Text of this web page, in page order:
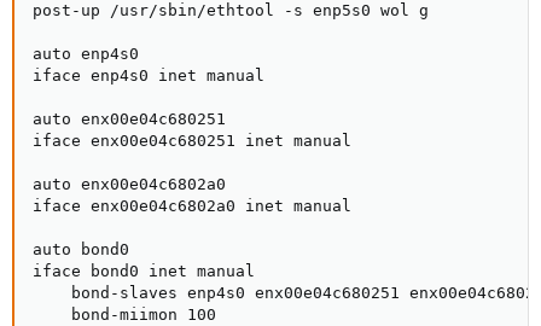
post-up /usr/sbin/ethtool -s enp5s0 wol g
auto enp4s0
iface enp4s0 inet manual
auto enx00e04c680251
iface enx00e04c680251 inet manual
auto enx00e04c6802a0
iface enx00e04c6802a0 inet manual
auto bond0
iface bond0 inet manual
bond-slaves enp4s0 enx00e04c680251
    bond-miimon 100